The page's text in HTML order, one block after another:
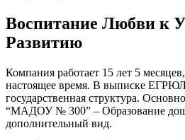
Воспитание Любви к
Развитию
Компания работает 15 лет 5
настоящее время. В выписке ЕГРЮЛ
государственная структура.
“МАДОУ № 300” – Образование
дополнительный вид.